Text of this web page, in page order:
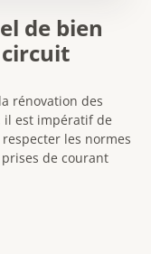
de bien
rénovation des
il est impératif de
les normes
de courant